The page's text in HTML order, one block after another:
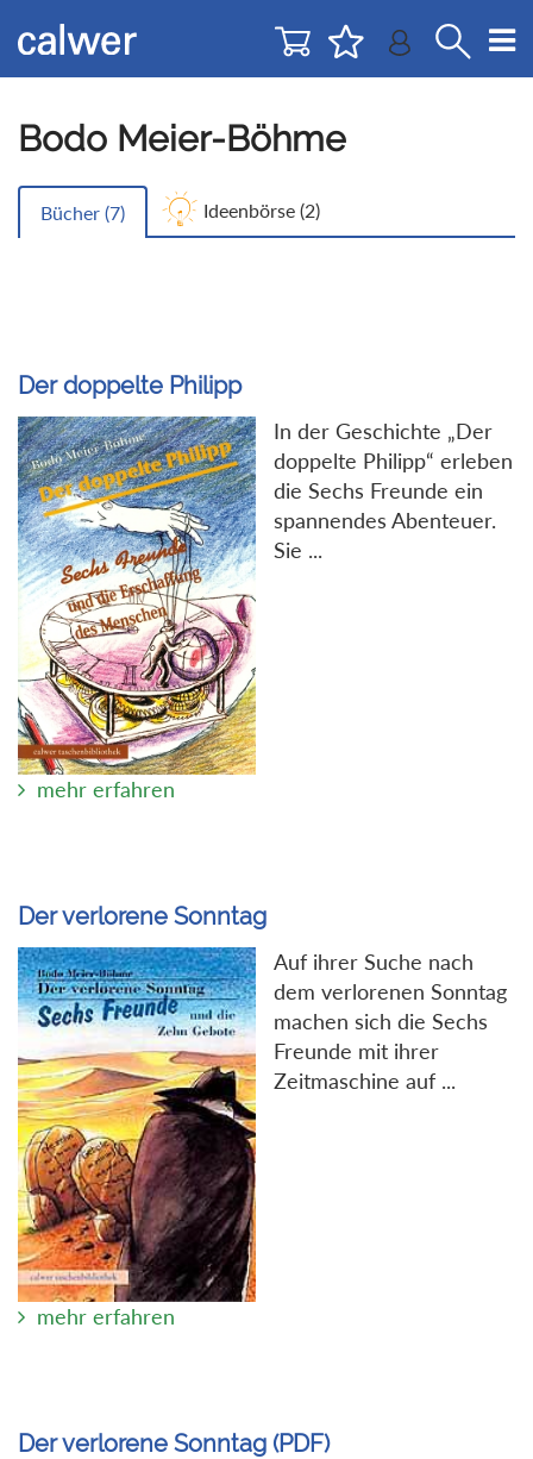
zur
Navigation
zum
Inhalt
Bodo Meier-Böhme
Bücher (7) Ideenbörse (2)
Der doppelte Philipp
In der Geschichte „Der
doppelte Philipp“ erleben
die Sechs Freunde ein
spannendes Abenteuer.
Sie ...
mehr erfahren
Der verlorene Sonntag
Auf ihrer Suche nach
dem verlorenen Sonntag
machen sich die Sechs
Freunde mit ihrer
Zeitmaschine auf ...
mehr erfahren
Der verlorene Sonntag (PDF)